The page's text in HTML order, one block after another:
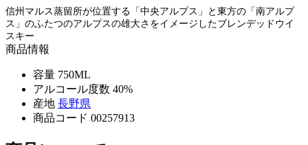
信州マルス蒸留所が位置する「中央アルプス」と東方の「南アルプ
ス」のふたつのアルプスの雄大さをイメージしたブレンデッドウイ
スキー
商品情報
容量 750ML
アルコール度数 40%
産地 長野県
商品コード 00257913